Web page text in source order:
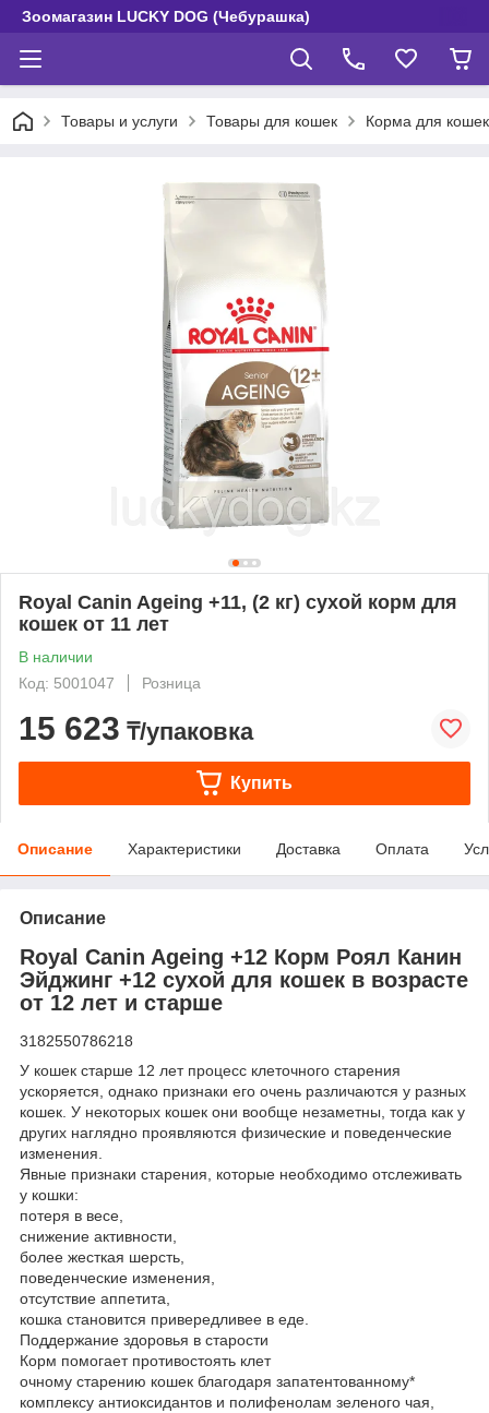
Зоомагазин LUCKY DOG (Чебурашка)
Товары и услуги Товары для кошек Корма для
Royal Canin Ageing +11, (2 кг) сухой корм для
кошек от 11 лет
В наличии
Код: 5001047
Розница
15 623 ₸/упаковка
Купить
Описание Характеристики Доставка Оплата
Описание
Royal Canin Ageing +12 Корм Роял Канин
Эйджинг +12 сухой для кошек в возрасте
от 12 лет и старше
3182550786218
У кошек старше 12 лет процесс клеточного старения
ускоряется, однако признаки его очень различаются у разных
кошек. У некоторых кошек они вообще незаметны, тогда как у
других наглядно проявляются физические и поведенческие
изменения.
Явные признаки старения, которые необходимо отслеживать
у кошки:
потеря в весе,
снижение активности,
более жесткая шерсть,
поведенческие изменения,
отсутствие аппетита,
кошка становится привередливее в еде.
Поддержание здоровья в старости
Корм помогает противостоять клет
очному старению кошек благодаря запатентованному*
комплексу антиоксидантов и полифенолам зеленого чая,